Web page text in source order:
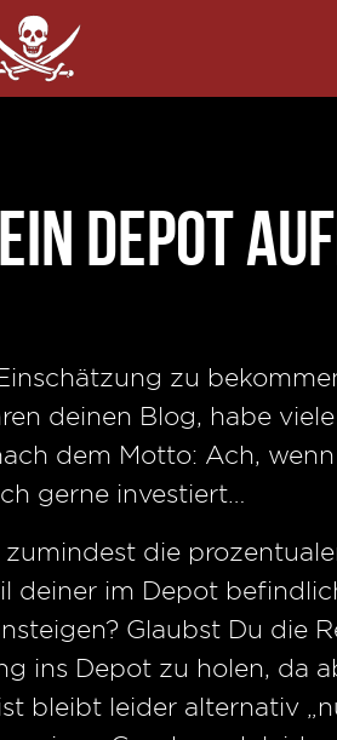
Depot
zu
deinen Blog, habe
dem Motto: Ach,
gerne investiert…
die
deiner im Depot
Glaubst Du die
ins Depot zu holen, da
bleibt leider alternativ